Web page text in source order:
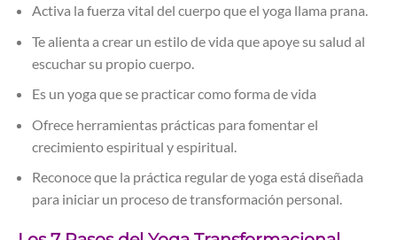
Activa la fuerza vital del cuerpo que el yoga llama prana.
Te alienta a crear un estilo de vida que apoye su salud al
escuchar su propio cuerpo.
Es un yoga que se practicar como forma de vida
Ofrece herramientas prácticas para fomentar el
crecimiento espiritual y espiritual.
Reconoce que la práctica regular de yoga está diseñada
para iniciar un proceso de transformación personal.